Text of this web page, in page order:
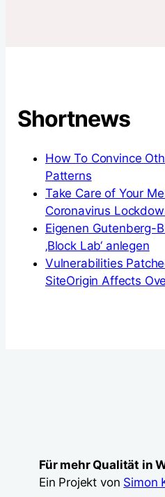
Shortnews
How To Convince
Patterns
Take Care of Your
Coronavirus
Eigenen Gutenberg-
‚Block Lab‘ anlegen
Vulnerabilities
SiteOrigin Affects
Für mehr Qualität in
Ein Projekt von Simon